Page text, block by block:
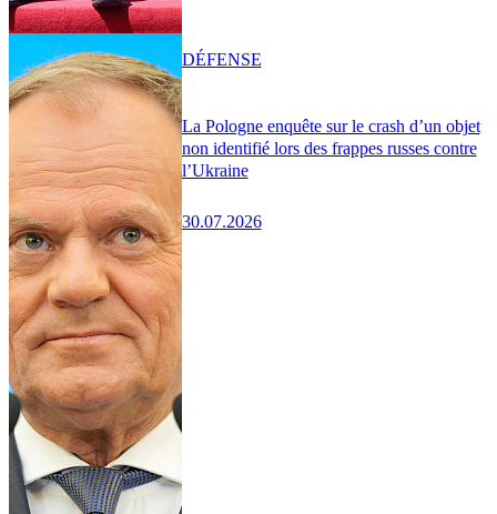
La Pologne enquête sur le crash d’un objet
non identifié lors des frappes russes contre
l’Ukraine
30.07.2026
DÉFENSE